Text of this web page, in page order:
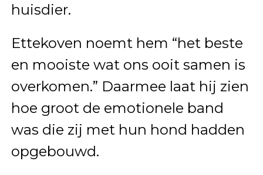
huisdier.
Ettekoven noemt hem “het beste
en mooiste wat ons ooit samen is
overkomen.” Daarmee laat hij zien
hoe groot de emotionele band
was die zij met hun hond hadden
opgebouwd.